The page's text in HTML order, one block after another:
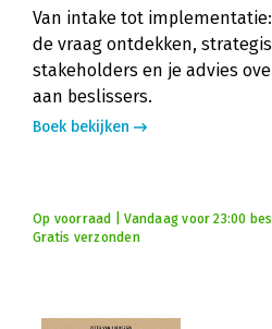
Van intake tot
de vraag ontdekken,
stakeholders en je advies
aan beslissers.
Boek bekijken
Op voorraad | Vandaag voor 23:00
Gratis verzonden